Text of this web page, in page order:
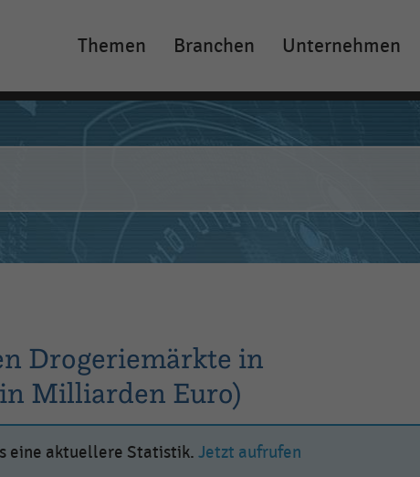
Main
navigation
Themen Branchen Unternehmen
Drogeriemärkte in
Milliarden Euro)
eine aktuellere Statistik. Jetzt aufrufen